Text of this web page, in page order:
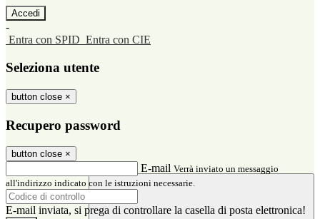
-
Entra con SPID Entra con CIE
Seleziona utente
button close ×
Recupero password
button close ×
E-mail Verrà inviato un messaggio
all'indirizzo indicato con le istruzioni necessarie.
E-mail inviata, si prega di controllare la casella di posta elettronica!